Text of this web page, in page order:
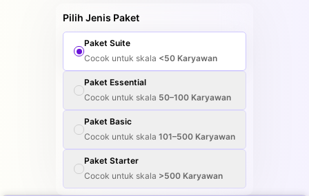
Pilih Jenis Paket
Paket Suite
Cocok untuk skala <50 Karyawan
Paket Essential
Cocok untuk skala 50–100 Karyawan
Paket Basic
Cocok untuk skala 101–500 Karyawan
Paket Starter
Cocok untuk skala >500 Karyawan